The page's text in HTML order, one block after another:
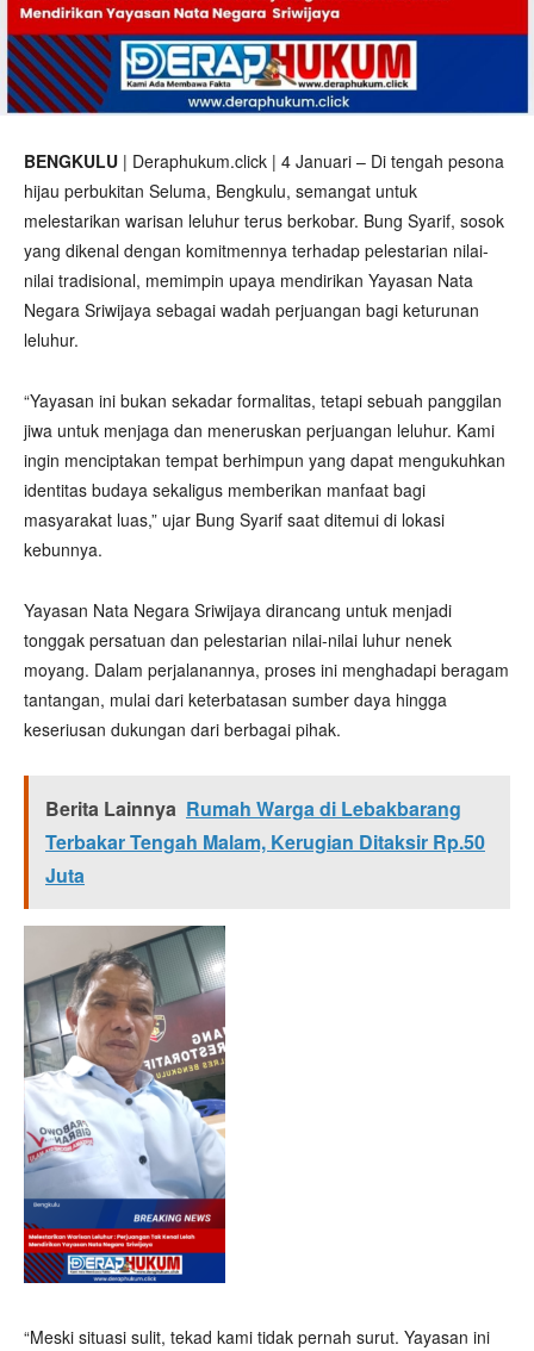
BENGKULU | Deraphukum.click | 4 Januari – Di tengah pesona
hijau perbukitan Seluma, Bengkulu, semangat untuk
melestarikan warisan leluhur terus berkobar. Bung Syarif, sosok
yang dikenal dengan komitmennya terhadap pelestarian nilai-
nilai tradisional, memimpin upaya mendirikan Yayasan Nata
Negara Sriwijaya sebagai wadah perjuangan bagi keturunan
leluhur.
“Yayasan ini bukan sekadar formalitas, tetapi sebuah panggilan
jiwa untuk menjaga dan meneruskan perjuangan leluhur. Kami
ingin menciptakan tempat berhimpun yang dapat mengukuhkan
identitas budaya sekaligus memberikan manfaat bagi
masyarakat luas,” ujar Bung Syarif saat ditemui di lokasi
kebunnya.
Yayasan Nata Negara Sriwijaya dirancang untuk menjadi
tonggak persatuan dan pelestarian nilai-nilai luhur nenek
moyang. Dalam perjalanannya, proses ini menghadapi beragam
tantangan, mulai dari keterbatasan sumber daya hingga
keseriusan dukungan dari berbagai pihak.
Berita Lainnya Rumah Warga di Lebakbarang
Terbakar Tengah Malam, Kerugian Ditaksir Rp.50
Juta
“Meski situasi sulit, tekad kami tidak pernah surut. Yayasan ini